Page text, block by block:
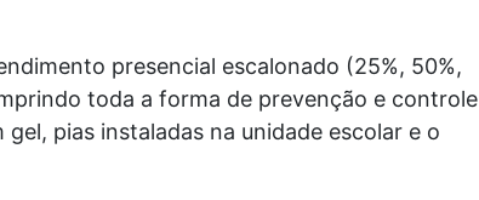
presencial escalonado (25%, 50%,
toda a forma de prevenção e controle
pias instaladas na unidade escolar e o